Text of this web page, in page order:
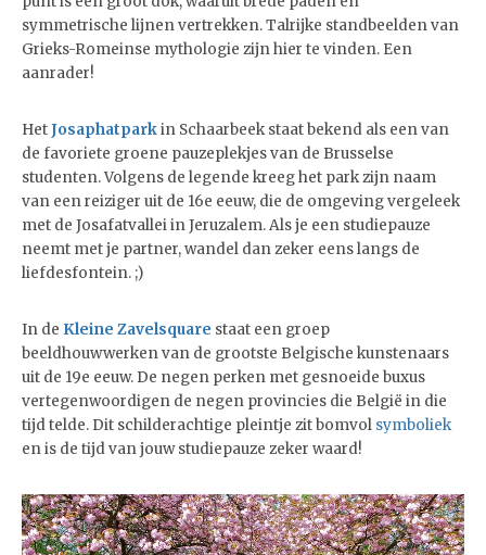
symmetrische lijnen vertrekken. Talrijke standbeelden van
Grieks-Romeinse mythologie zijn hier te vinden. Een
aanrader!
HetJosaphatparkin Schaarbeek staat bekend als een van
de favoriete groene pauzeplekjes van de Brusselse
studenten. Volgens de legende kreeg het park zijn naam
van een reiziger uit de 16e eeuw, die de omgeving vergeleek
met de Josafatvallei in Jeruzalem. Als je een studiepauze
neemt met je partner, wandel dan zeker eens langs de
liefdesfontein. ;)
In de Kleine Zavelsquare staat een groep
beeldhouwwerken van de grootste Belgische kunstenaars
uit de 19e eeuw. De negen perken met gesnoeide buxus
vertegenwoordigen de negen provincies die België in die
tijd telde. Dit schilderachtige pleintje zit bomvol symboliek
en is de tijd van jouw studiepauze zeker waard!